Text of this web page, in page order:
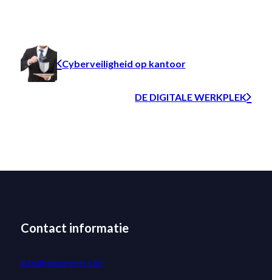
Cyberveiligheid op kantoor
DE DIGITALE WERKPLEK
Contact informatie
info@niemegeers.be